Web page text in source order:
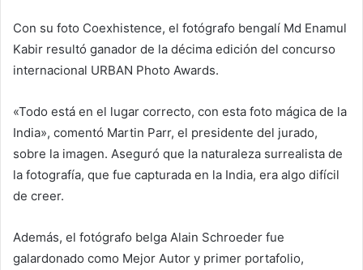
Con su foto Coexhistence, el fotógrafo bengalí Md Enamul
Kabir resultó ganador de la décima edición del concurso
internacional URBAN Photo Awards.
«Todo está en el lugar correcto, con esta foto mágica de la
India», comentó Martin Parr, el presidente del jurado,
sobre la imagen. Aseguró que la naturaleza surrealista de
la fotografía, que fue capturada en la India, era algo difícil
de creer.
Además, el fotógrafo belga Alain Schroeder fue
galardonado como Mejor Autor y primer portafolio,